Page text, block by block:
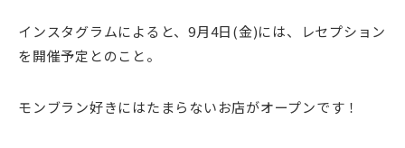
インスタグラムによると、9月4日(金)には、レセプション
を開催予定とのこと。
モンブラン好きにはたまらないお店がオープンです！